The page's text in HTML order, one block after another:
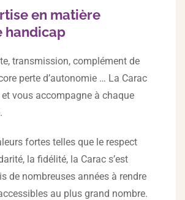
en matière
handicap
transmission, complément de
perte d’autonomie … La Carac
vous accompagne à chaque
fortes telles que le respect
la fidélité, la Carac s’est
de nombreuses années à rendre
au plus grand nombre.